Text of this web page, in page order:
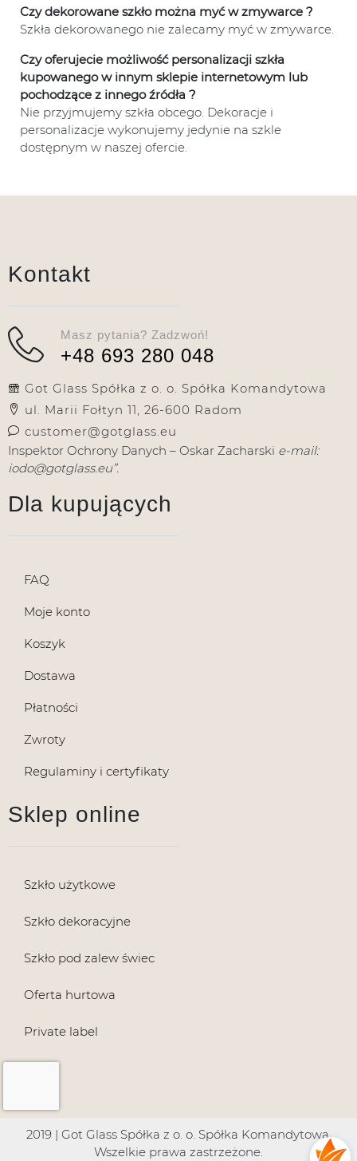
Czy dekorowane szkło można myć w zmywarce ?
Szkła dekorowanego nie zalecamy myć w zmywarce.
Czy oferujecie możliwość personalizacji szkła
kupowanego w innym sklepie internetowym lub
pochodzące z innego źródła ?
Nie przyjmujemy szkła obcego. Dekoracje i
personalizacje wykonujemy jedynie na szkle
dostępnym w naszej ofercie.
Kontakt
Masz pytania? Zadzwoń!
+48 693 280 048
Got Glass Spółka z o. o. Spółka Komandytowa
ul. Marii Fołtyn 11, 26-600 Radom
customer@gotglass.eu
Inspektor Ochrony Danych – Oskar Zacharski e-mail:
iodo@gotglass.eu”.
Dla kupujących
FAQ
Moje konto
Koszyk
Dostawa
Płatności
Zwroty
Regulaminy i certyfikaty
Sklep online
Szkło użytkowe
Szkło dekoracyjne
Szkło pod zalew świec
Oferta hurtowa
Private label
2019 | Got Glass Spółka z o. o. Spółka Komandytowa.
Wszelkie prawa zastrzeżone.